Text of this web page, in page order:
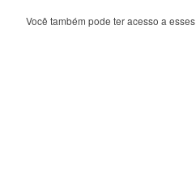
Você também pode ter acesso a